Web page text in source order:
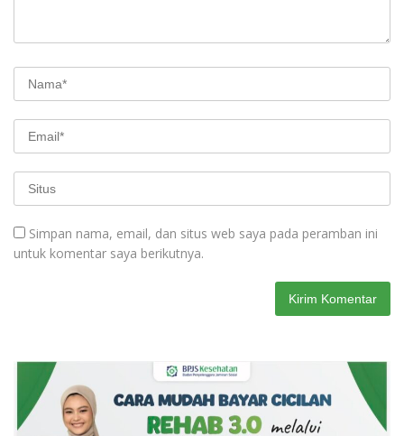
Simpan nama, email, dan situs web saya pada peramban ini
untuk komentar saya berikutnya.